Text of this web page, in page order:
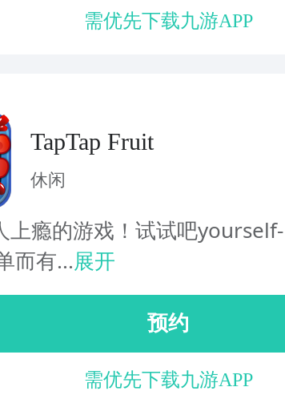
需优先下载九游APP
TapTap Fruit
休闲
上瘾的游戏！试试吧
而有...展开
预约
需优先下载九游APP